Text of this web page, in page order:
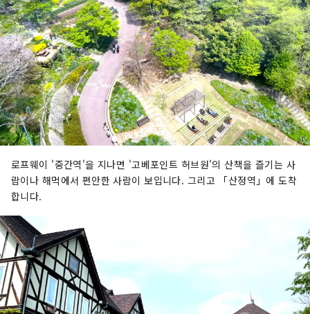
로프웨이 '중간역'을 지나면 '고베포인트 허브원'의 산책을 즐기는 사
람이나 해먹에서 편안한 사람이 보입니다. 그리고 「산정역」에 도착
합니다.